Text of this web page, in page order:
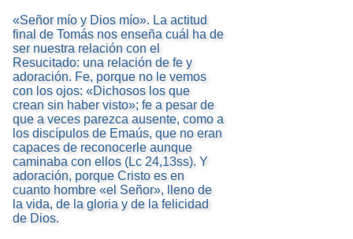
«Señor mío y Dios mío». La actitud
final de Tomás nos enseña cuál ha de
ser nuestra relación con el
Resucitado: una relación de fe y
adoración. Fe, porque no le vemos
con los ojos: «Dichosos los que
crean sin haber visto»; fe a pesar de
que a veces parezca ausente, como a
los discípulos de Emaús, que no eran
capaces de reconocerle aunque
caminaba con ellos (Lc 24,13ss). Y
adoración, porque Cristo es en
cuanto hombre «el Señor», lleno de
la vida, de la gloria y de la felicidad
de Dios.